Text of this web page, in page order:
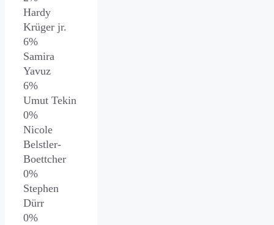
Hardy
Krüger jr.
6%
Samira
Yavuz
6%
Umut Tekin
0%
Nicole
Belstler-
Boettcher
0%
Stephen
Dürr
0%